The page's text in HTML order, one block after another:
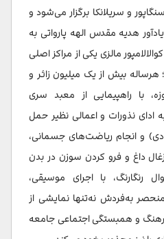
و سریلانکا برگزار می‌شود و
هدیه مقدس الهه پارواتی به
مالزی یکی از مراکز اصلی
بیش از یک میلیون زائر و
با راهپیمایی از معبد سری
به ادای نذورات و اعمالی نظیر حمل
و انجام ریاضت‌های جسمانی،
داغ و فرو کردن سوزن در بدن
رنگارنگ، با اجرای موسیقی،
به‌فردش نه‌تنها نمایشی از
و همبستگی اجتماعی جامعه